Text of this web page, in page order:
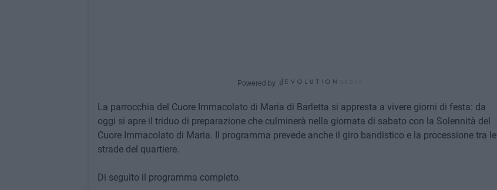
Powered by
La parrocchia del Cuore Immacolato di Maria di Barletta si appresta a vivere giorni di festa: da
oggi si apre il triduo di preparazione che culminerà nella giornata di sabato con la Solennità del
Cuore Immacolato di Maria. Il programma prevede anche il giro bandistico e la processione tra le
strade del quartiere.
Di seguito il programma completo.